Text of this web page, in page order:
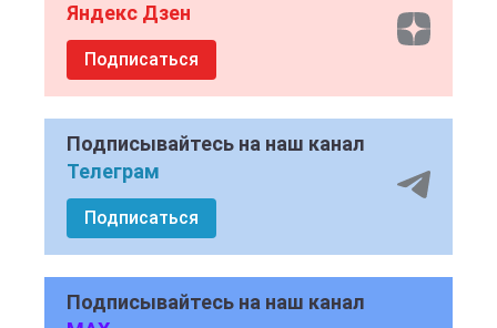
Яндекс Дзен
Подписаться
Подписывайтесь на наш канал
Телеграм
Подписаться
Подписывайтесь на наш канал